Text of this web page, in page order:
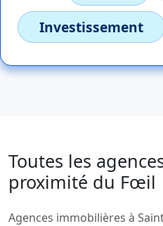
Investissement
Toutes les
proximité du Fœil
Agences immobilières à